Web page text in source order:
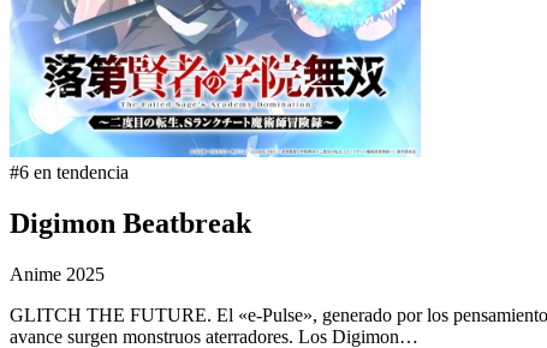
#6 en tendencia
Digimon Beatbreak
Anime 2025
GLITCH THE FUTURE. El «e-Pulse», generado por los
avance surgen monstruos aterradores. Los Digimon…